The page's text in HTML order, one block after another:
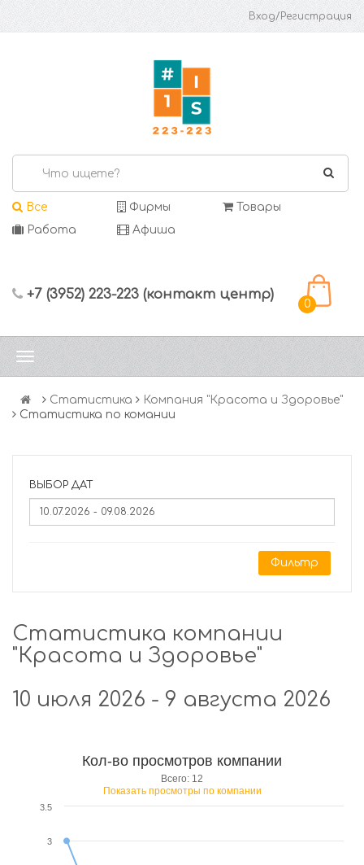
Вход/Регистрация
Все Фирмы
Товары
Работа
Афиша
+7 (3952) 223-223 (контакт центр)
0
Статистика
Компания "Красота и Здоровье"
Статистика по комании
ВЫБОР ДАТ
Фильтр
Статистика компании
"Красота и Здоровье"
10 июля 2026 - 9 августа 2026
Кол-во просмотров компании
Всего: 12
Показать просмотры по компании
3
3.5